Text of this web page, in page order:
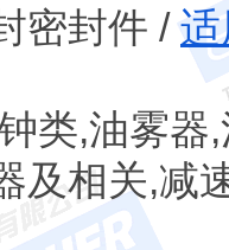
密封件 /
类,油雾
及相关,减